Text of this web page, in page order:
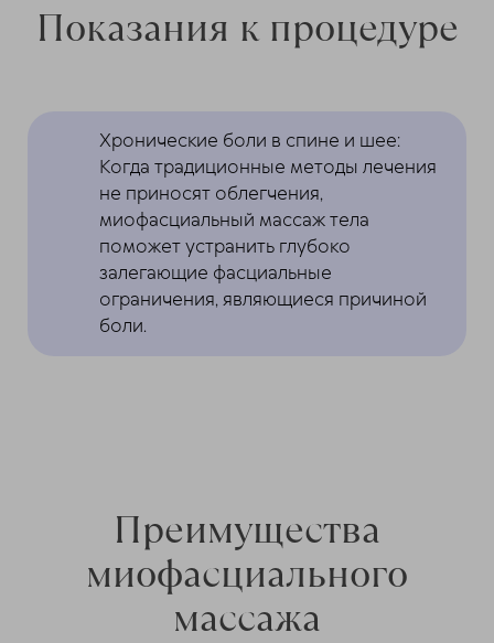
Показания к процедуре
Хронические боли в спине и шее:
Когда традиционные методы лечения
не приносят облегчения,
миофасциальный массаж тела
поможет устранить глубоко
залегающие фасциальные
ограничения, являющиеся причиной
боли.
Преимущества
миофасциального
массажа